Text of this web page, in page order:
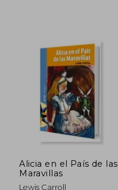
50%
dcto.
Alicia en el País de las
Maravillas
Lewis Carroll